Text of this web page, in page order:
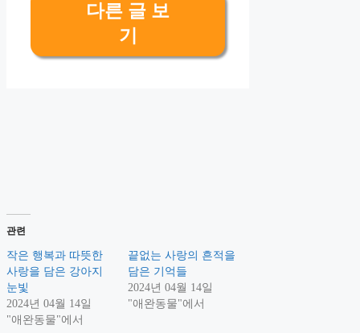
다른 글 보
기
관련
작은 행복과 따뜻한
사랑을 담은 강아지
눈빛
2024년 04월 14일
"애완동물"에서
끝없는 사랑의 흔적을
담은 기억들
2024년 04월 14일
"애완동물"에서